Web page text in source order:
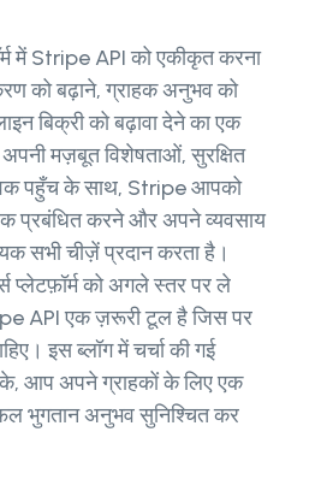
में Stripe API को एकीकृत करना
को बढ़ाने, ग्राहक अनुभव को
बिक्री को बढ़ावा देने का एक
मज़बूत विशेषताओं, सुरक्षित
पहुँच के साथ, Stripe आपको
प्रबंधित करने और अपने व्यवसाय
सभी चीज़ें प्रदान करता है।
प्लेटफ़ॉर्म को अगले स्तर पर ले
API एक ज़रूरी टूल है जिस पर
इस ब्लॉग में चर्चा की गई
आप अपने ग्राहकों के लिए एक
भुगतान अनुभव सुनिश्चित कर